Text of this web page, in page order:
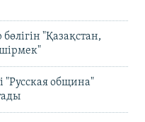
"Қазақстан,
"Русская община"